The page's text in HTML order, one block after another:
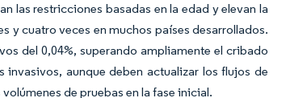
las restricciones basadas en la edad y elevan la
y cuatro veces en muchos países desarrollados.
del 0,04%, superando ampliamente el cribado
aunque deben actualizar los flujos de
de pruebas en la fase inicial.